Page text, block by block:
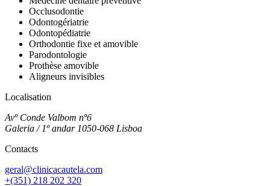
Occlusodontie
Odontogériatrie
Odontopédiatrie
Orthodontie fixe et amovible
Parodontologie
Prothèse amovible
Aligneurs invisibles
Localisation
Avº Conde Valbom nº6
Galeria / 1º andar 1050-068 Lisboa
Contacts
geral@clinicacautela.com
+(351) 218 202 320